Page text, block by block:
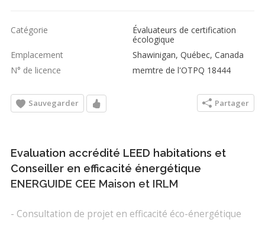
Catégorie
Évaluateurs de certification
écologique
Emplacement
Shawinigan, Québec, Canada
N° de licence
memtre de l'OTPQ 18444
Sauvegarder Partager
Evaluation accrédité LEED habitations et
Conseiller en efficacité énergétique
ENERGUIDE CEE Maison et IRLM
- Consultation de projet en efficacité éco-énergétique